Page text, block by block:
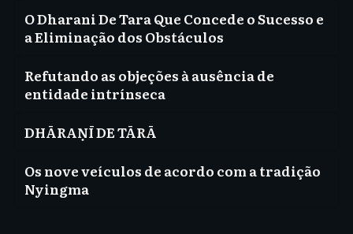
O Dharani De Tara Que Concede o Sucesso e
a Eliminação dos Obstáculos
Refutando as objeções à ausência de
entidade intrínseca
DHĀRAṆĪ DE TĀRĀ
Os nove veículos de acordo com a tradição
Nyingma